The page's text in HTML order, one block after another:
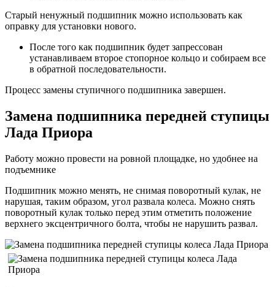
Старый ненужный подшипник можно использовать как
оправку для установки нового.
После того как подшипник будет запрессован
устанавливаем второе стопорное кольцо и собираем все
в обратной последовательности.
Процесс замены ступичного подшипника завершен.
Замена подшипника передней ступицы
Лада Приора
Работу можно провести на ровной площадке, но удобнее на
подъемнике
Подшипник можно менять, не снимая поворотный кулак, не
нарушая, таким образом, угол развала колеса. Можно снять
поворотный кулак только перед этим отметить положение
верхнего эксцентричного болта, чтобы не нарушить развал.